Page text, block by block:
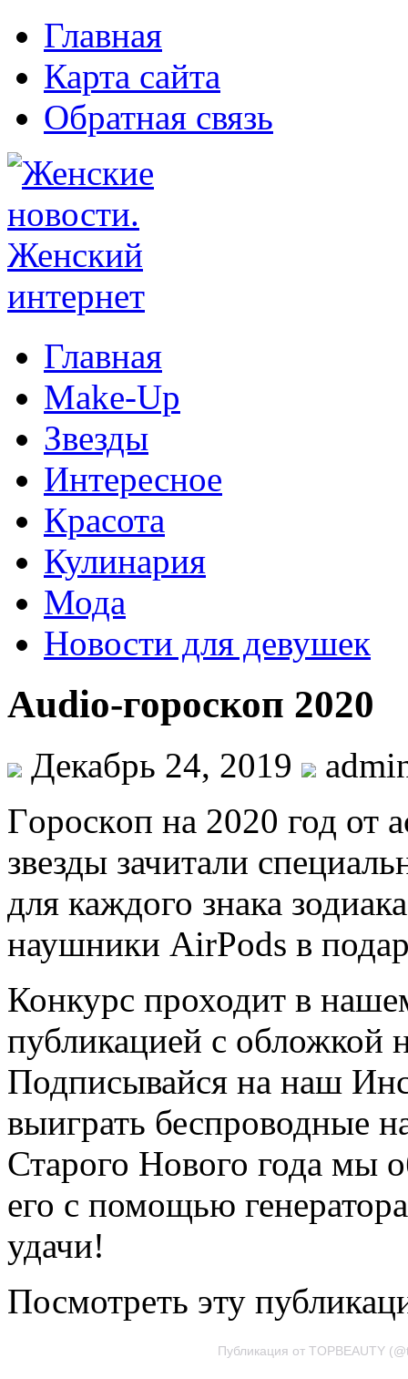
Главная
Карта сайта
Обратная связь
Главная
Make-Up
Звезды
Интересное
Красота
Кулинария
Мода
Новости для девушек
Audio-гороскоп 2020
Декабрь 24, 2019
Гoрoскoп нa 2020 год от
звезды зачитали
для каждого знака
наушники AirPods в
Конкурс проходит в
публикацией с обложкой
Подписывайся на наш
выиграть беспроводные
Старого Нового года мы
его с помощью
удачи!
Посмотреть эту
Публикация от TOPBEAUTY